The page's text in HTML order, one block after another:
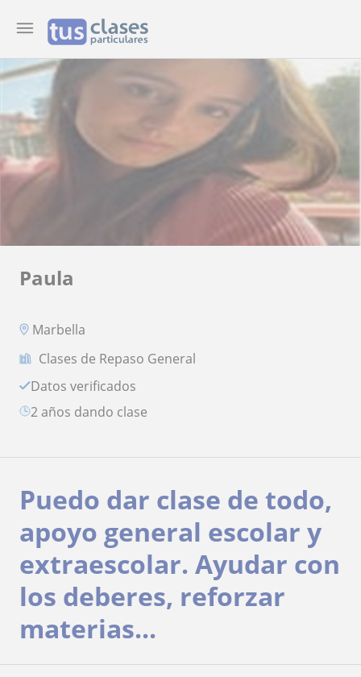
Paula
Marbella
Clases de Repaso General
Datos verificados
2 años dando clase
Puedo dar clase de todo,
apoyo general escolar y
extraescolar. Ayudar con
los deberes, reforzar
materias...